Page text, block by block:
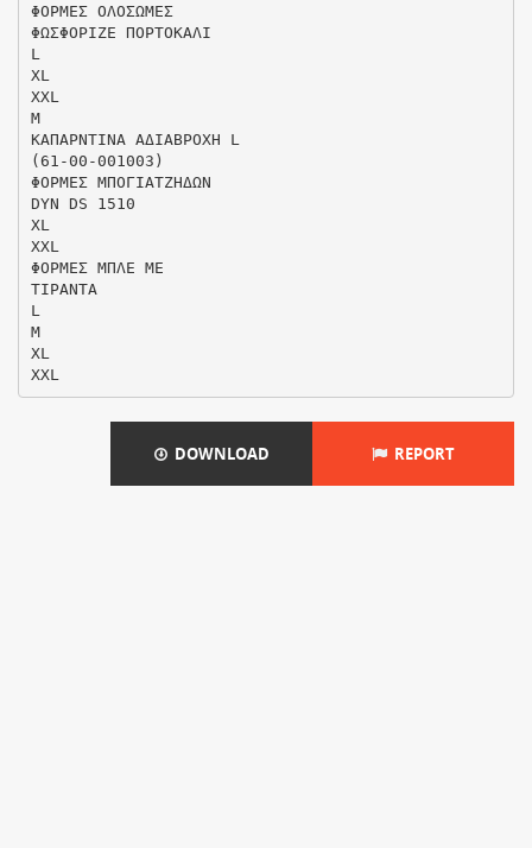
ΦΟΡΜΕΣ ΟΛΟΣΩΜΕΣ
ΦΩΣΦΟΡΙΖΕ ΠΟΡΤΟΚΑΛΙ
L
XL
XXL
M
ΚΑΠΑΡΝΤΙΝΑ ΑΔΙΑΒΡΟΧΗ L
(61-00-001003)
ΦΟΡΜΕΣ ΜΠΟΓΙΑΤΖΗΔΩΝ
DYN DS 1510
XL
XXL
ΦΟΡΜΕΣ ΜΠΛΕ ΜΕ
ΤΙΡΑΝΤΑ
L
M
XL
DOWNLOAD REPORT